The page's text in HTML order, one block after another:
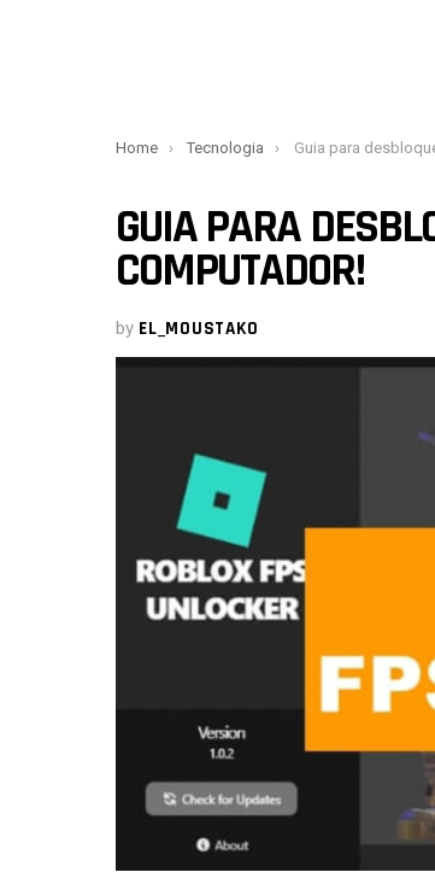
You are here:
Home Tecnologia Guia para desbloquear todo
GUIA PARA
COMPUTADOR!
by EL_MOUSTAKO